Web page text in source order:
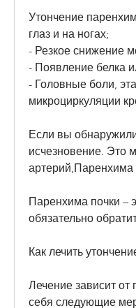
Утончение
глаз и на ногах;
- Резкое снижение
- Появление белка
- Головные боли,
микроциркуляции
Если вы
исчезновение. Это
артерий,Паренхима
Паренхима почки –
обязательно
Как лечить
Лечение зависит
себя следующие